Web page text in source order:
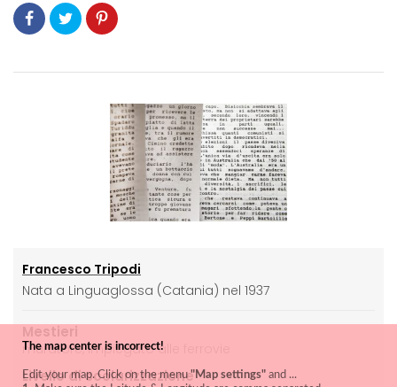
Francesco Tripodi
Nata a Linguaglossa (Catania) nel 1937
Mestieri
muratore, impiegato alle ferrovie
Livello di scolarizzazione
The map center is incorrect!
Edit your map. Click on the menu"Map settings" and ...